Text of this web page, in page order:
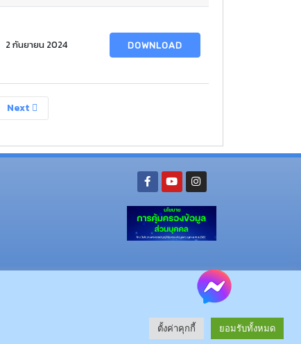
2 กันยายน 2024 DOWNLOAD
Next
โทรศัพท์ : 043-602-055 โทรสาร : 043-602-044
โทรศัพท์ 043-811128 08-64584360 โทรสาร 043-813070
© 2025 All rights Reserved.
ตั้งค่าคุกกี้ ยอมรับทั้งหมด